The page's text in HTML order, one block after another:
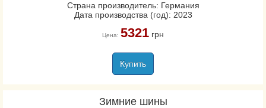
Страна производитель: Германия
Дата производства (год): 2023
Цена: 5321грн
Купить
Зимние шины